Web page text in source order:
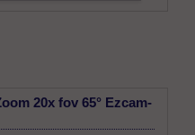
20x fov 65° Ezcam-